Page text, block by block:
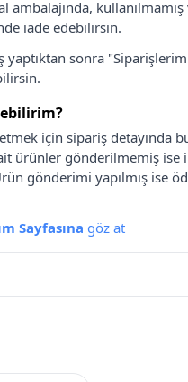
kullanılmamış
iade edebilirsin.
yaptıktan sonra
için sipariş detayında
ürünler gönderilmemiş ise
gönderimi yapılmış ise
Sayfasına göz at